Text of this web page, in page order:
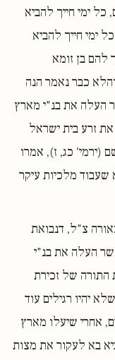
כל ימי חייך להביא
ימי חייך להביא
להם בן זומא
כבר נאמר הנה
העלה את בנ"י מארץ
זרע בית ישראל
(ירמי' כג, ז), אמרו
מלכיות עיקר
צ"ל, דנבואת
העלה את בנ"י
התורה של זכירת
יהיו רגילים עוד
אחרי שיעלו מארץ
בא לעקור את מצות